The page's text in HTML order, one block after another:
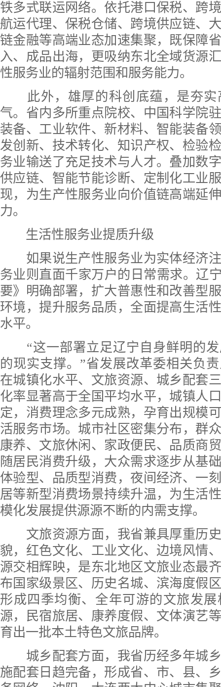
铁多式联运网络。依托港口保税、跨
航运代理、保税仓储、跨境供应链、
链金融等高端业态加速集聚，既保障
入、成品出海，更吸纳东北全域货源
性服务业的辐射范围和服务能力。
此外，雄厚的科创底蕴，是夯实
气。省内多所重点院校、中国科学院
装备、工业软件、新材料、智能装备
发创新、技术转化、知识产权、检验
务业输送了充足技术与人才。叠加数
供应链、智能节能诊断、定制化工业
现，为生产性服务业向价值链高端延
力。
生活性服务业提质升级
如果说生产性服务业为实体经济注
务业则直面千家万户的日常需求。辽
要》明确部署，扩大普惠性和改善型
环境，提升服务品质，全面提高生活
水平。
“这一部署立足辽宁自身鲜明的发
的现实支撑。”省发展改革委相关负
在城镇化水平、文旅资源、城乡配套
化率显著高于全国平均水平，城镇人
定，消费理念多元成熟，孕育出规模
活服务市场。城市社区密集分布，群
康养、文旅休闲、家政便民、品质商
随居民消费升级，大众需求逐步从基
体验型、品质型消费，夜间经济、一
居等新型消费场景持续升温，为生活
模化发展提供源源不断的内需支撑。
文旅资源方面，我省兼具厚重历史
貌，红色文化、工业文化、边境风情
源交相辉映，是东北地区文旅业态最
布国家级景区、历史名城、滨海度假
形成四季均衡、全年可游的文旅发
源，民宿旅居、康养度假、文体演艺
育出一批本土特色文旅品牌。
城乡配套方面，我省历经多年城乡
施配套日趋完备，形成省、市、县、